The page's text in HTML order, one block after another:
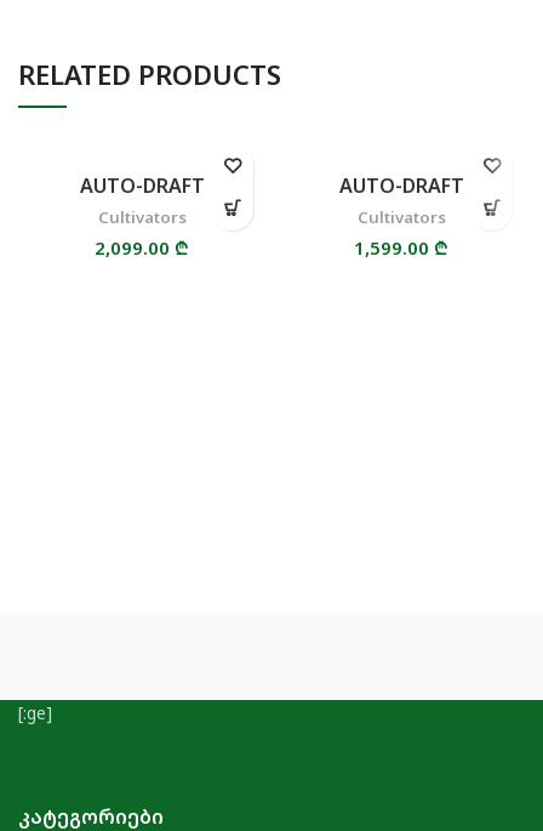
RELATED PRODUCTS
AUTO-DRAFT
Cultivators
2,099.00 ₾
AUTO-DRAFT
Cultivators
1,599.00 ₾
[:ge]
ᲙᲐᲢᲔᲒᲝᲠᲘᲔᲑᲘ